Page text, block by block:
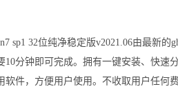
sp1 32位纯净稳定版v2021.06由最新
10分钟即可完成。拥有一键安装、快速
软件，方便用户使用。不收取用户任